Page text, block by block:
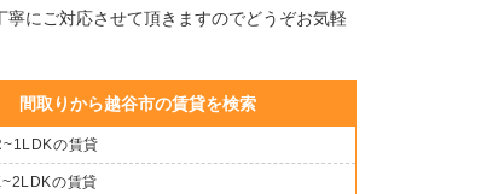
にご対応させて頂きますのでどうぞお気軽
間取りから越谷市の賃貸を検索
の賃貸
の賃貸